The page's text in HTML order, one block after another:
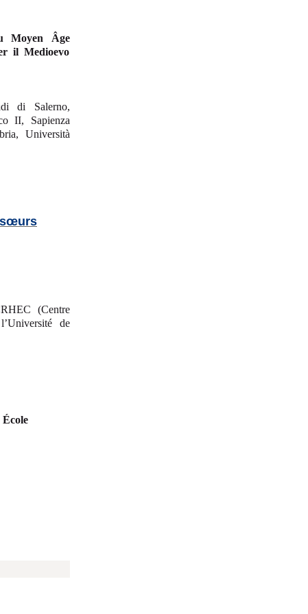
Moyen Âge
il Medioevo
di Salerno,
II, Sapienza
Università
sœurs
(Centre
de